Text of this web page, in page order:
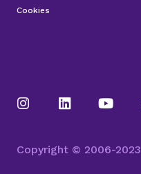
Cookies
Copyright © 2006-2023